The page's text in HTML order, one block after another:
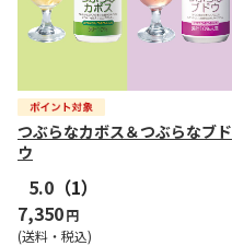
つぶらなカボス＆つぶらなブド
ウ
5.0 （1）
7,350円
(送料・税込)